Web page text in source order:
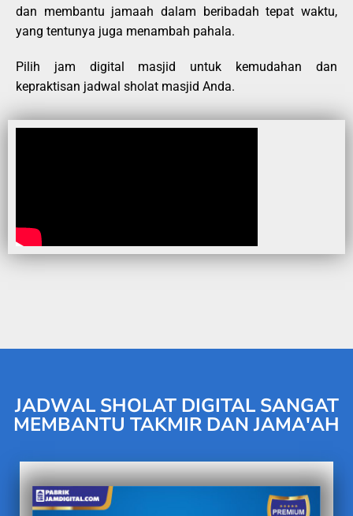
dan membantu jamaah dalam beribadah tepat waktu,
yang tentunya juga menambah pahala.
Pilih jam digital masjid untuk kemudahan dan
kepraktisan jadwal sholat masjid Anda.
JADWAL SHOLAT DIGITAL SANGAT
MEMBANTU TAKMIR DAN JAMA'AH